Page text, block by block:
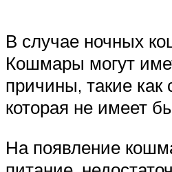
В случае ночных
Кошмары могут
причины, такие
которая не имеет
На появление